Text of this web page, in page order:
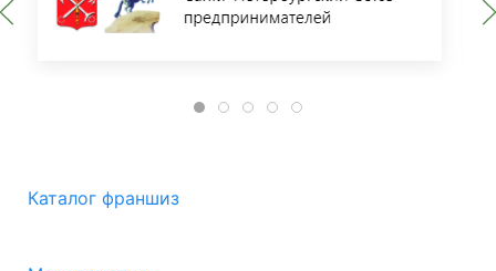
Каталог франшиз